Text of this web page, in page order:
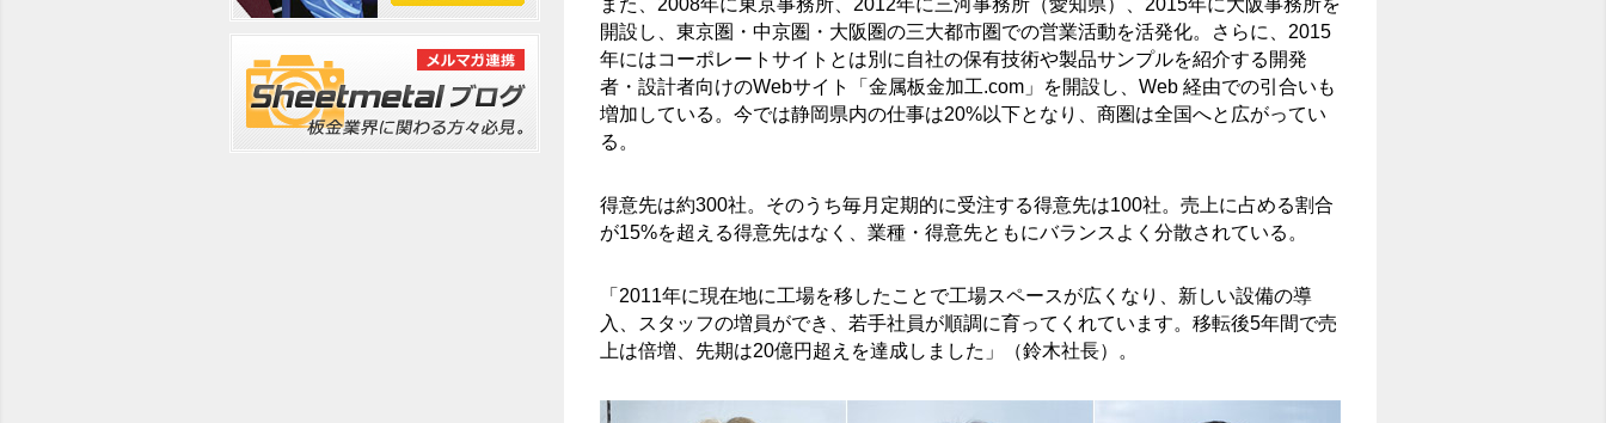
また、2008年に東京事務所、2012年に三河事務所（愛知県）、2015年に大阪事務所を
開設し、東京圏・中京圏・大阪圏の三大都市圏での営業活動を活発化。さらに、2015
年にはコーポレートサイトとは別に自社の保有技術や製品サンプルを紹介する開発
者・設計者向けのWebサイト「金属板金加工.com」を開設し、Web 経由での引合いも
増加している。今では静岡県内の仕事は20%以下となり、商圏は全国へと広がってい
る。
得意先は約300社。そのうち毎月定期的に受注する得意先は100社。売上に占める割合
が15%を超える得意先はなく、業種・得意先ともにバランスよく分散されている。
「2011年に現在地に工場を移したことで工場スペースが広くなり、新しい設備の導
入、スタッフの増員ができ、若手社員が順調に育ってくれています。移転後5年間で売
上は倍増、先期は20億円超えを達成しました」（鈴木社長）。